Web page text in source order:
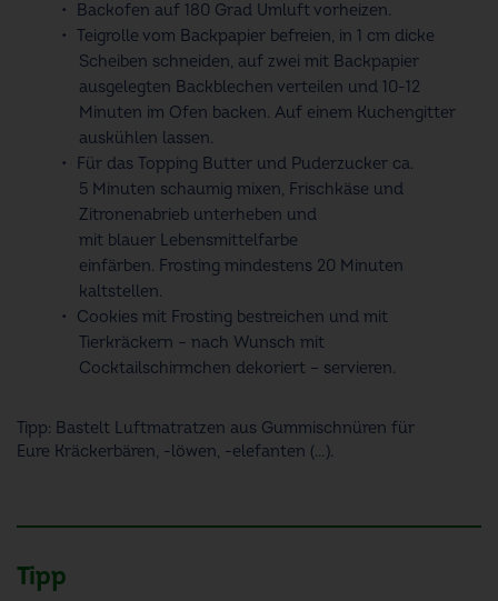
Backofen auf 180 Grad Umluft vorheizen.
Teigrolle vom Backpapier befreien, in 1 cm dicke
Scheiben schneiden, auf zwei mit Backpapier
ausgelegten Backblechen verteilen und 10-12
Minuten im Ofen backen. Auf einem Kuchengitter
auskühlen lassen.
Für das Topping Butter und Puderzucker ca.
5 Minuten schaumig mixen, Frischkäse und
Zitronenabrieb unterheben und
mit blauer Lebensmittelfarbe
einfärben. Frosting mindestens 20 Minuten
kaltstellen.
Cookies mit Frosting bestreichen und mit
Tierkräckern – nach Wunsch mit
Cocktailschirmchen dekoriert – servieren.
Tipp: Bastelt Luftmatratzen aus Gummischnüren für
Eure Kräckerbären, -löwen, -elefanten (…).
Tipp